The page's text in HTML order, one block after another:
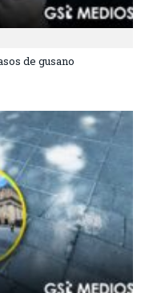
de gusano